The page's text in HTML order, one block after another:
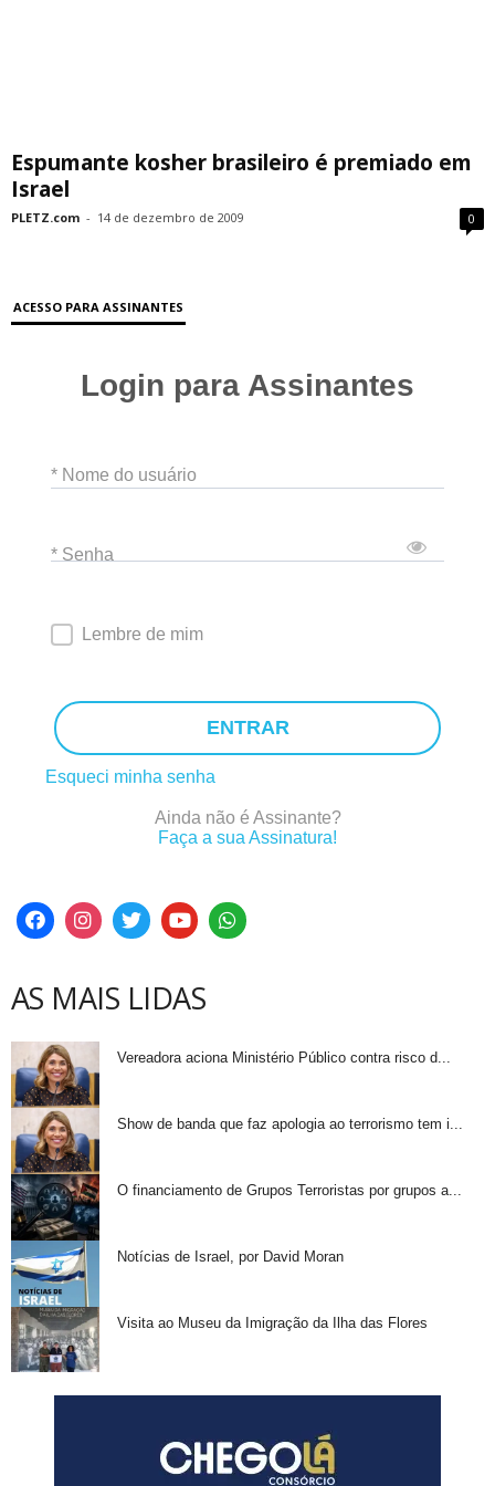
Espumante kosher brasileiro é premiado em
Israel
PLETZ.com - 14 de dezembro de 2009 0
ACESSO PARA ASSINANTES
Login para Assinantes
* Nome do usuário
* Senha
Lembre de mim
ENTRAR
Esqueci minha senha
Ainda não é Assinante?
Faça a sua Assinatura!
AS MAIS LIDAS
Vereadora aciona Ministério Público contra risco d...
Show de banda que faz apologia ao terrorismo tem i...
O financiamento de Grupos Terroristas por grupos a...
Notícias de Israel, por David Moran
Visita ao Museu da Imigração da Ilha das Flores